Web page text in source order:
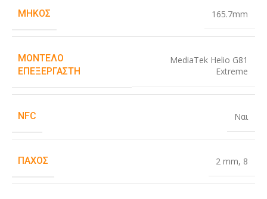
ΜΉΚΟΣ 165.7mm
ΜΟΝΤΈΛΟ
ΕΠΕΞΕΡΓΑΣΤΉ
MediaTek Helio G81
Extreme
NFC Ναι
ΠΆΧΟΣ 2 mm, 8